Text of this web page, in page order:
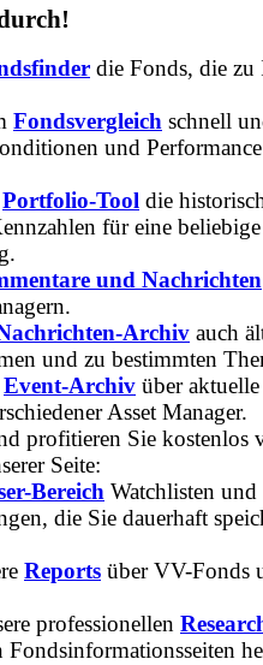
die Fonds, die zu
Fondsvergleich schnell
und Performance
Portfolio-Tool die
für eine beliebige
und Nachrichten
Archiv auch
und zu bestimmten
Event-Archiv über
Asset Manager.
profitieren Sie kostenlos
Seite:
Bereich Watchlisten und
die Sie dauerhaft
Reports über VV-Fonds
professionellen
Fondsinformationsseiten